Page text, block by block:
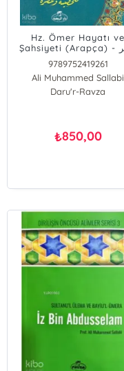
Hz. Ömer Hayatı ve
Şahsiyeti (Arapça) - عمر
الخطاب شخصيته وعصره
9789752419261
Ali Muhammed Sallabi
Daru'r-Ravza
₺850,00